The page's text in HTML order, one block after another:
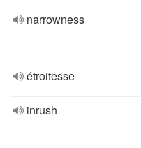
narrowness
étroitesse
inrush